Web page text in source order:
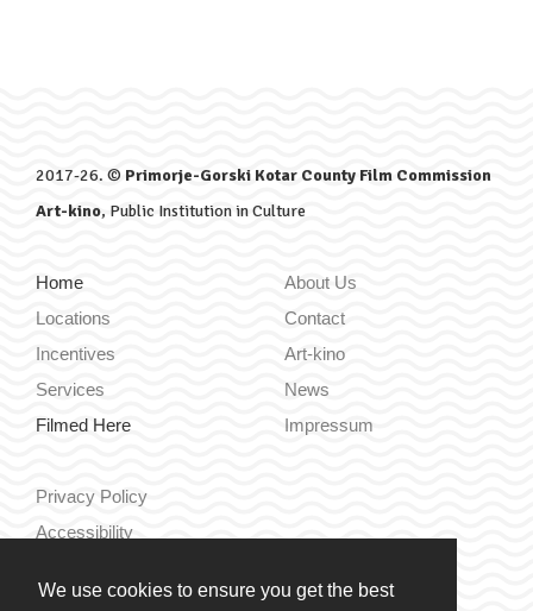
We use cookies to ensure you get the best
2017-26. © Primorje-Gorski Kotar County Film Commission
Art-kino, Public Institution in Culture
Home
Locations
Incentives
Services
Filmed Here
About Us
Contact
Art-kino
News
Impressum
Privacy Policy
Accessibility
Hrvatski